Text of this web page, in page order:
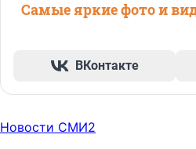
Самые яркие фото и
ВКонтакте
Новости СМИ2